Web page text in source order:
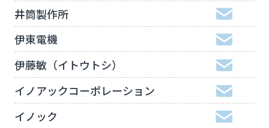
井筒製作所
伊東電機
伊藤敏（イトウトシ）
イノアックコーポレーション
イノック